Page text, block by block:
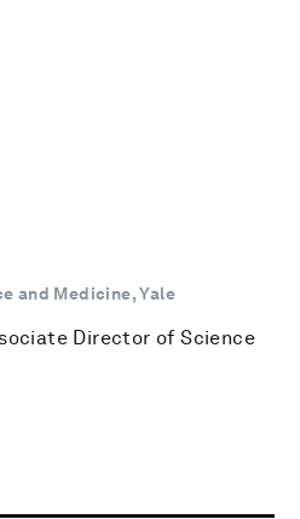
and Medicine, Yale
Director of Science